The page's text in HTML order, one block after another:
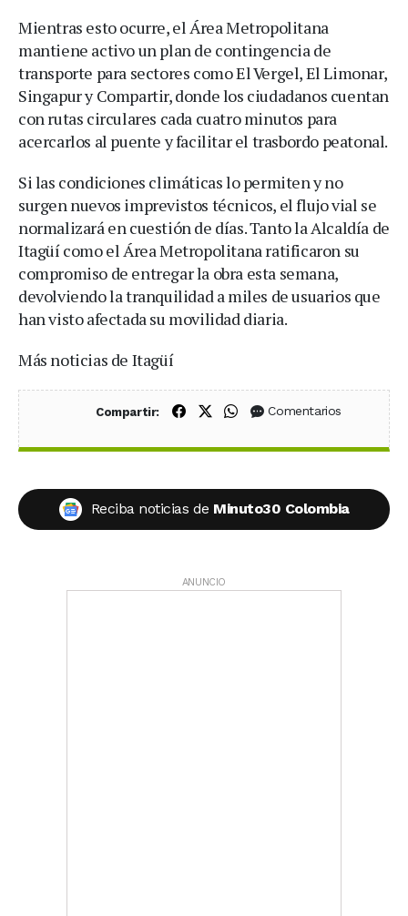
Mientras esto ocurre, el Área Metropolitana
mantiene activo un plan de contingencia de
transporte para sectores como El Vergel, El Limonar,
Singapur y Compartir, donde los ciudadanos cuentan
con rutas circulares cada cuatro minutos para
acercarlos al puente y facilitar el trasbordo peatonal.
Si las condiciones climáticas lo permiten y no
surgen nuevos imprevistos técnicos, el flujo vial se
normalizará en cuestión de días. Tanto la Alcaldía de
Itagüí como el Área Metropolitana ratificaron su
compromiso de entregar la obra esta semana,
devolviendo la tranquilidad a miles de usuarios que
han visto afectada su movilidad diaria.
Más noticias de Itagüí
Compartir: Compartir en Facebook
Compartir en X (Twitter)
Compartir en WhatsApp
Comentarios
Reciba noticias de Minuto30 Colombia
ANUNCIO